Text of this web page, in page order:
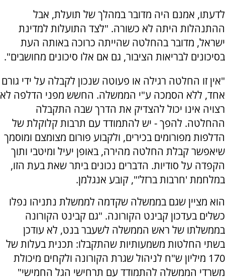
לדעתו, אמנם היה מדובר במהלך של תועלת, אבל
ההתנהלות היתה לא כשורה. "לצד התועלות למדינת
ישראל, מדובר בהחלטה שהייתה כרוכה באותה העת
בסיכונים לבריאות הציבור, גם אם אלו סיכונים מחושבים".
"אין זו החלטה רגילה או פעוטה שנכון לקבלה על ידי גורם
אחד, ללא הסמכה ע"י הממשלה. החשש מפני הדלפה לא
רצויה אינו יכול להצדיק את הדרך שבה התקבלה
ההחלטה. להפך - יש להתמודד עם תרבות קלוקלת של
הדלפות מפורומים בכירים, ולקבוע פורום מצומצם ומוסמך
שיאפשר קבלת החלטה מהירה, באופן יעיל ומיטבי ותוך
הקפדה על סודיות. הדברים נכונים ביתר שאת בעת הזו,
במלחמת 'חרבות ברזל'", קובע אנגלמן.
הוא מציין שגם בממשלה שקדמה לממשלת נתניהו נפלו
כשלים בעדכון קבינט הקורונה. "גם קבינט הקורונה
בממשלתו של ראש הממשלה לשעבר בנט, לא עודכן
בשתי החלטות משמעותיות שהתקבלו: תכנית בעלות של
170 מיליון ש"ח לניהול שגרת הקורונה ולקחים מיכולת
משרדי הממשלה להתמודד עם תרחישי הגל החמישי"